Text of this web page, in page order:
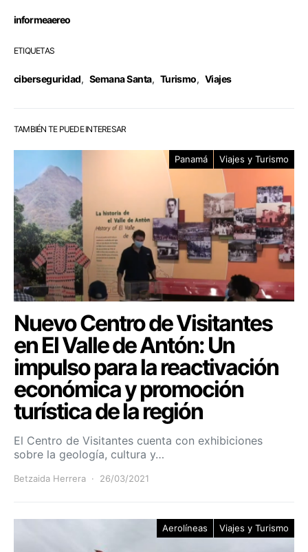
informeaereo
ETIQUETAS
ciberseguridad, Semana Santa, Turismo, Viajes
TAMBIÉN TE PUEDE INTERESAR
Panamá Viajes y Turismo
Nuevo Centro de Visitantes
en El Valle de Antón: Un
impulso para la reactivación
económica y promoción
turística de la región
El Centro de Visitantes cuenta con exhibiciones
sobre la geología, cultura y…
Betzaida Herrera 26/03/2021
Aerolíneas Viajes y Turismo